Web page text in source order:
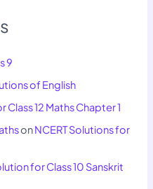
9
of English
Class 12 Maths Chapter 1
onNCERT Solutions for
for Class 10 Sanskrit